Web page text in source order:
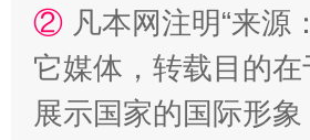
站台名比不上好声名
② 凡本网注明“来
它媒体，转载目的
展示国家的国际形